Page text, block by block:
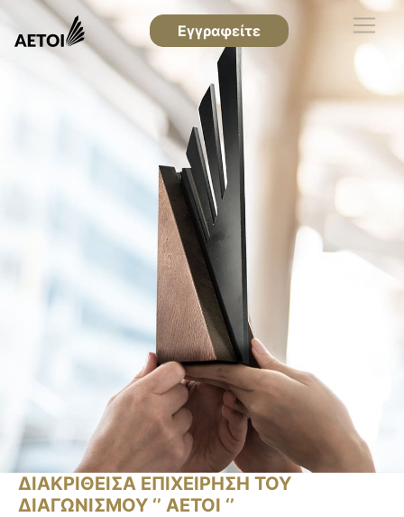
Εγγραφείτε
ΔΙΑΚΡΙΘΕΙΣΑ ΕΠΙΧΕΙΡΗΣΗ ΤΟΥ
ΔΙΑΓΩΝΙΣΜΟΥ ‘’ ΑΕΤΟΙ ‘’